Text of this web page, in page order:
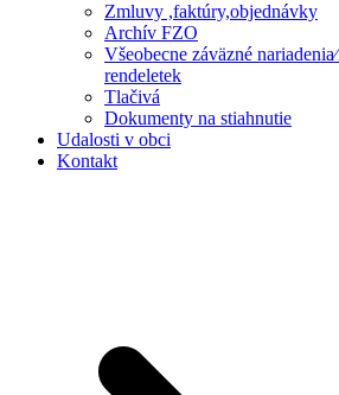
Zmluvy ,faktúry,objednávky
Archív FZO
Všeobecne záväzné
rendeletek
Tlačivá
Dokumenty na stiahnutie
Udalosti v obci
Kontakt